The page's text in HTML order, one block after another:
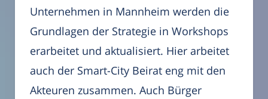
Unternehmen in Mannheim werden die
Grundlagen der Strategie in Workshops
erarbeitet und aktualisiert. Hier arbeitet
auch der Smart-City Beirat eng mit den
Akteuren zusammen. Auch Bürger